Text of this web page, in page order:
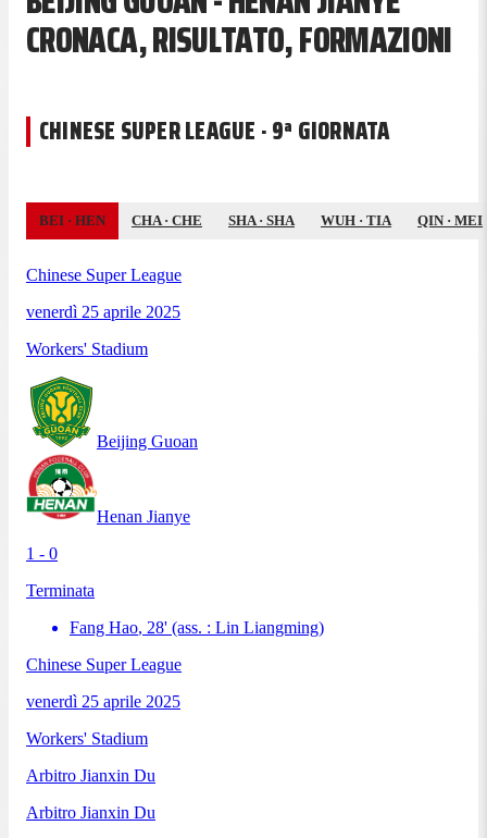
CRONACA, RISULTATO, FORMAZIONI
CHINESE SUPER LEAGUE · 9ª GIORNATA
BEI · HEN CHA· CHE SHA· SHA WUH · TIA QIN · MEI
Chinese Super League
venerdì 25 aprile 2025
Workers' Stadium
Beijing Guoan
Henan Jianye
1 - 0
Terminata
Fang Hao, 28' (ass. : Lin Liangming)
Chinese Super League
venerdì 25 aprile 2025
Workers' Stadium
Arbitro Jianxin Du
Arbitro Jianxin Du